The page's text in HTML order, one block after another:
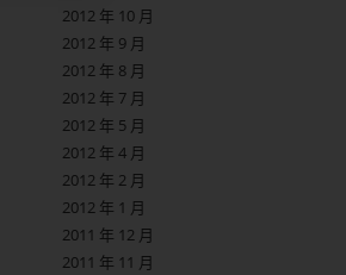
2012 年 10 月
2012 年 9 月
2012 年 8 月
2012 年 7 月
2012 年 5 月
2012 年 4 月
2012 年 2 月
2012 年 1 月
2011 年 12 月
2011 年 11 月